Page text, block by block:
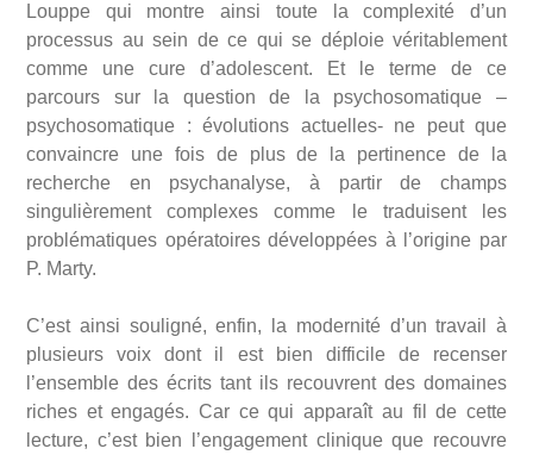
Louppe qui montre ainsi toute la complexité d’un
processus au sein de ce qui se déploie véritablement
comme une cure d’adolescent. Et le terme de ce
parcours sur la question de la psychosomatique –
psychosomatique : évolutions actuelles- ne peut que
convaincre une fois de plus de la pertinence de la
recherche en psychanalyse, à partir de champs
singulièrement complexes comme le traduisent les
problématiques opératoires développées à l’origine par
P. Marty.
C’est ainsi souligné, enfin, la modernité d’un travail à
plusieurs voix dont il est bien difficile de recenser
l’ensemble des écrits tant ils recouvrent des domaines
riches et engagés. Car ce qui apparaît au fil de cette
lecture, c’est bien l’engagement clinique que recouvre